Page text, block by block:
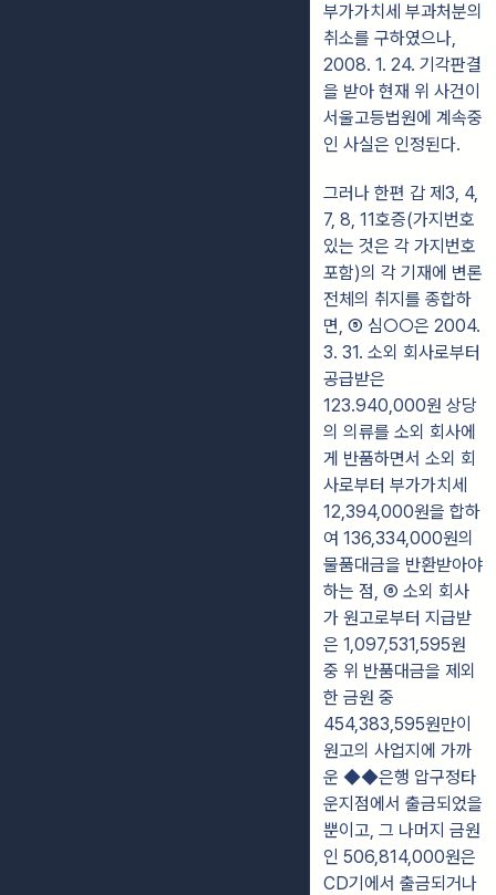
부가가치세 부과처분의
취소를 구하였으나,
2008. 1. 24. 기각판결
을 받아 현재 위 사건이
서울고등법원에 계속중
인 사실은 인정된다.
그러나 한편 갑 제3, 4,
7, 8, 11호증(가지번호
있는 것은 각 가지번호
포함)의 각 기재에 변론
전체의 취지를 종합하
면, ⑤ 심○○은 2004.
3. 31. 소외 회사로부터
공급받은
123.940,000원 상당
의 의류를 소외 회사에
게 반품하면서 소외 회
사로부터 부가가치세
12,394,000원을 합하
여 136,334,000원의
물품대금을 반환받아야
하는 점, ⑥ 소외 회사
가 원고로부터 지급받
은 1,097,531,595원
중 위 반품대금을 제외
한 금원 중
454,383,595원만이
원고의 사업지에 가까
운 ◆◆은행 압구정타
운지점에서 출금되었을
뿐이고, 그 나머지 금원
인 506,814,000원은
CD기에서 출금되거나